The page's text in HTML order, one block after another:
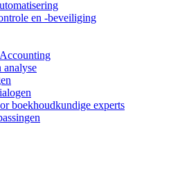
en -beveiliging
analyse
boekhoudkundige experts